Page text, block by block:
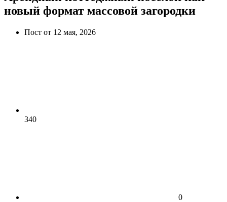
новый формат массовой загородки
Пост от 12 мая, 2026
340
0